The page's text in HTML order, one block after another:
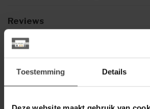
Toestemming Details
Reviews
Gerelateerde producten
WOONSTIJL
WoonStijl Kapstok tweak